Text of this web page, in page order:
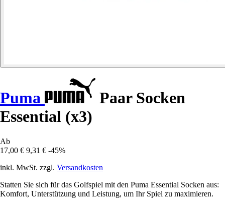
Puma
Paar Socken
Essential (x3)
Ab
17,00 € 9,31 € -45%
inkl. MwSt. zzgl. Versandkosten
Statten Sie sich für das Golfspiel mit den Puma Essential Socken aus:
Komfort, Unterstützung und Leistung, um Ihr Spiel zu maximieren.